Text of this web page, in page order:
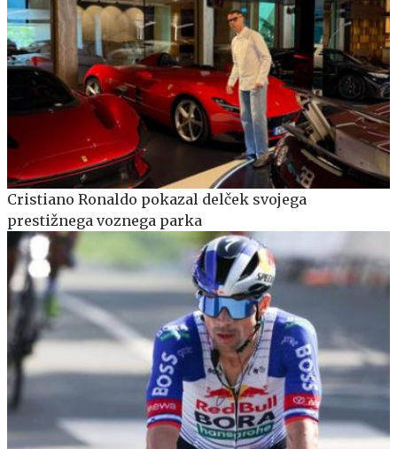
Cristiano Ronaldo pokazal delček svojega
prestižnega voznega parka